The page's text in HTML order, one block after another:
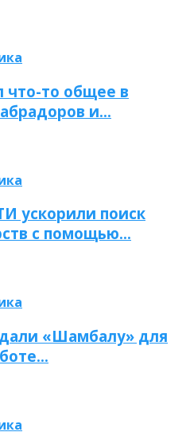
что-то общее в
и…
ускорили поиск
с помощью…
«Шамбалу» для